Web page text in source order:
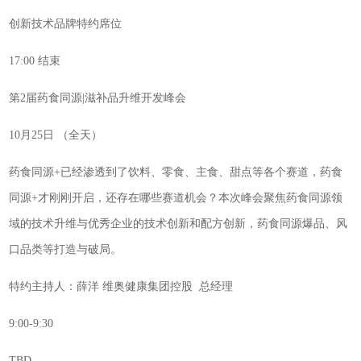
创新技术品牌特约席位
17:00 结束
第2届药食同源|滋补品升维开发峰会
10月25日 （全天）
药食同源+已经渗透到了饮料、零食、主食、甜点等各个赛道，药食
同源+才刚刚开启，还存在哪些赛道机会？本次峰会聚焦药食同源领
域的技术升维与优秀企业的技术创新和配方创新，药食同源爆品、风
口品类等打造与破局。
特约主持人：薛洋 维奥健康集团控股 总经理
9:00-9:30